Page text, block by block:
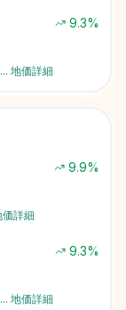
9.3%
... 地価詳細
9.9%
価詳細
9.3%
... 地価詳細